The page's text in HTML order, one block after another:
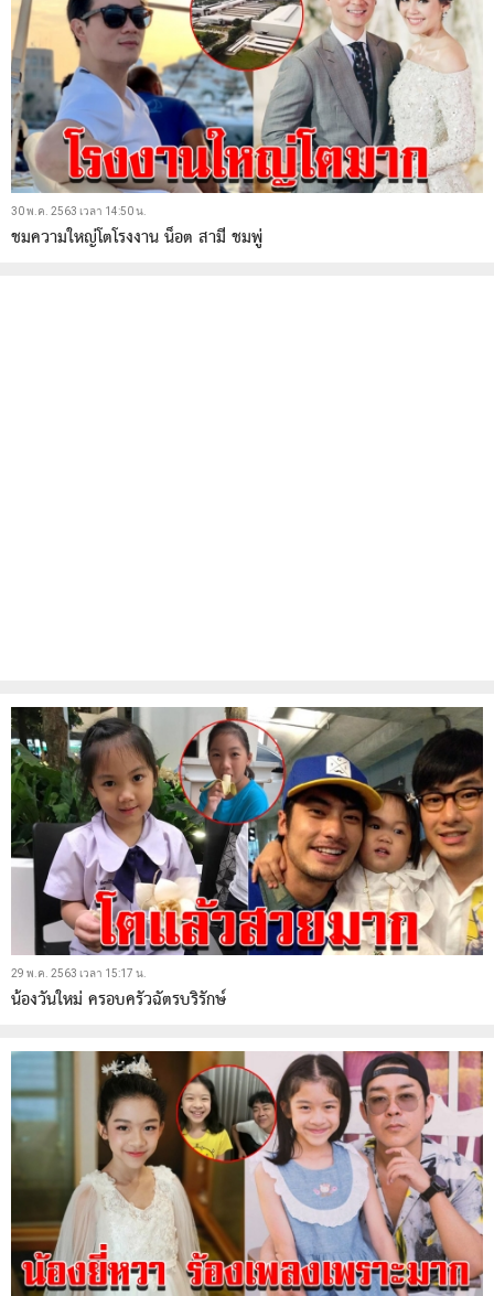
30 พ.ค. 2563 เวลา 14:50 น.
ชมความใหญ่โตโรงงาน น็อต สามี ชมพู่
29 พ.ค. 2563 เวลา 15:17 น.
น้องวันใหม่ ครอบครัวฉัตรบริรักษ์